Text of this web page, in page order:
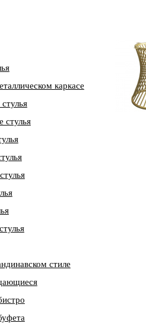
каркасе
стулья
стиле